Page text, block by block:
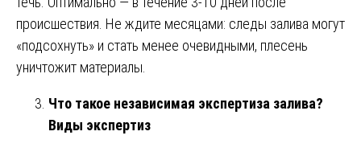
происшествия. Не ждите месяцами: следы залива могут
«подсохнуть» и стать менее очевидными, плесень
уничтожит материалы.
Что такое независимая экспертиза залива?
Виды экспертиз